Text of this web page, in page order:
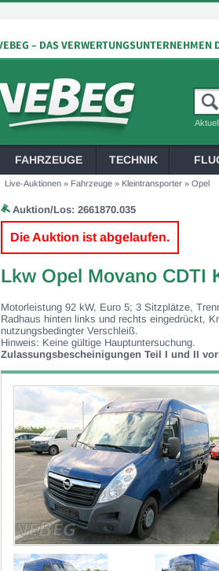
FAHRZEUGE TECHNIK
Live-Auktionen » Fahrzeuge » Kleintransporter » Opel
Auktion/Los: 2661870.035
Die Auktion ist abgelaufen.
Lkw Opel Movano CDTI
Motorleistung 92 kW, Euro 5; 3 Sitzplätze,
Radhaus hinten links und rechts eingedrückt,
nutzungsbedingter Verschleiß.
Hinweis: Keine gültige Hauptuntersuchung.
Zulassungsbescheinigungen Teil I und II